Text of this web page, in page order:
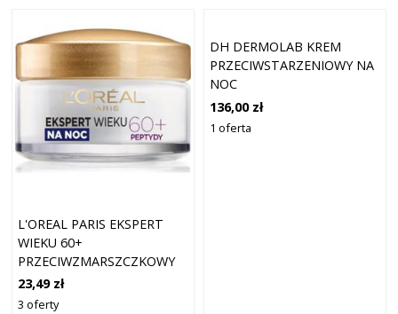
L'OREAL PARIS EKSPERT
WIEKU 60+
PRZECIWZMARSZCZKOWY
KREM ODBUDOWUJĄCY NA
NOC 50 ML
23,49 zł
3 oferty
DH DERMOLAB KREM
PRZECIWSTARZENIOWY NA
NOC
136,00 zł
1 oferta